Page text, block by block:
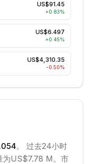
US$91.45
+0.83%
US$6.497
+0.45%
US$4,310.35
-0.50%
。 过去24小时
US$7.78 M。 市